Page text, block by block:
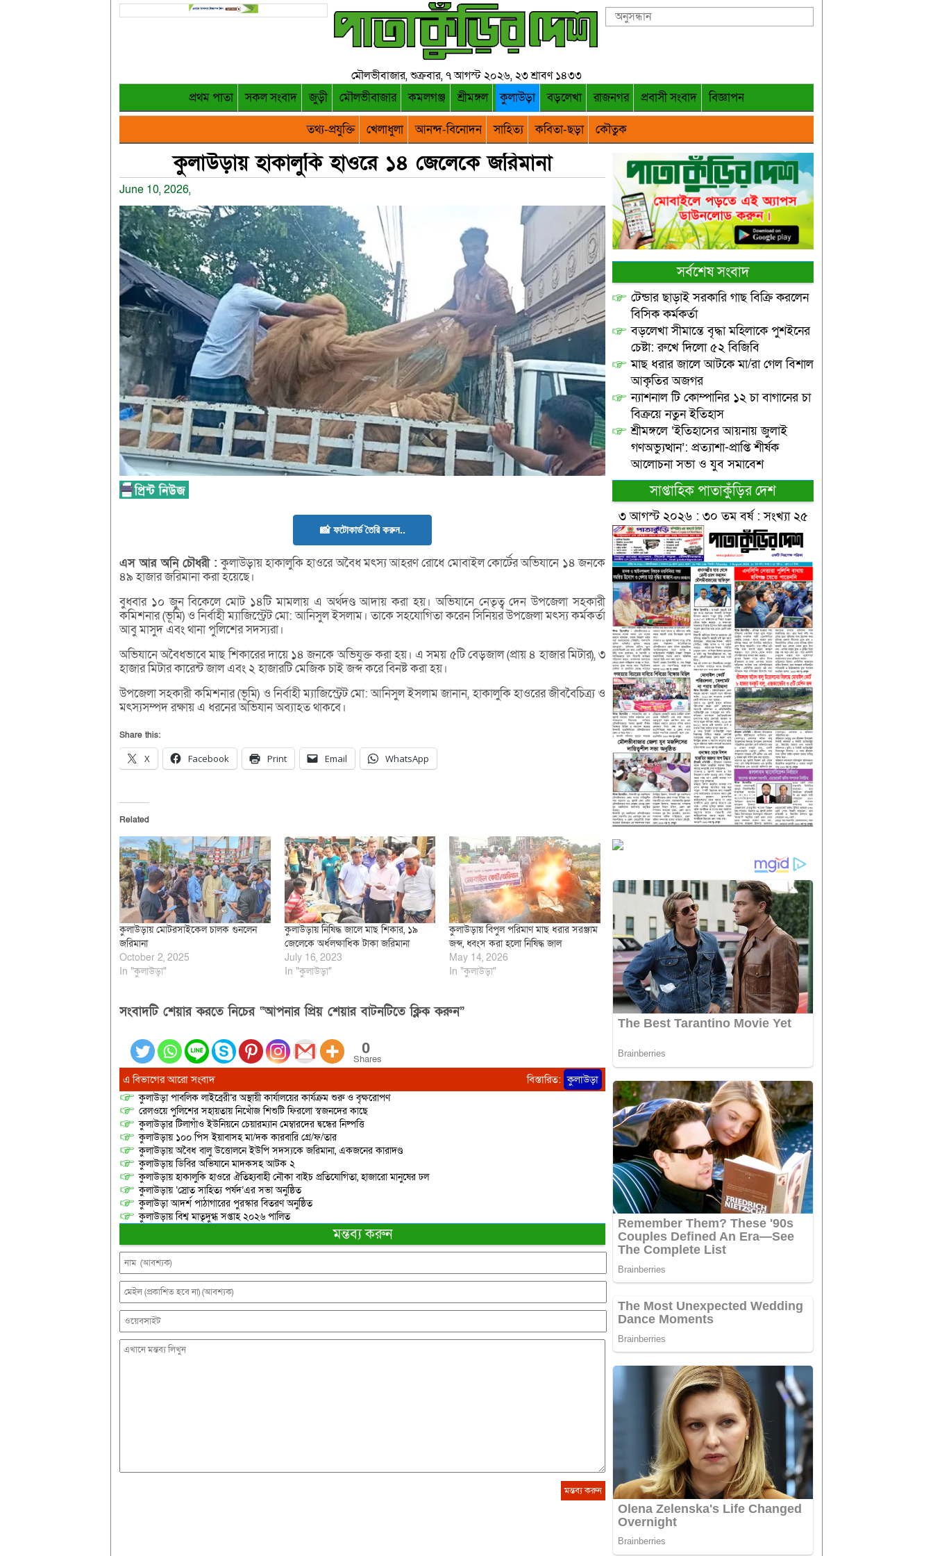
মৌলভীবাজার, শুক্রবার, ৭ আগস্ট ২০২৬, ২৩ শ্রাবণ ১৪৩৩
প্রথম পাতা সকল সংবাদ জুড়ী মৌলভীবাজার কমলগঞ্জ শ্রীমঙ্গল কুলাউড়া বড়লেখা রাজনগর প্রবাসী সংবাদ
বিজ্ঞাপন
তথ্য-প্রযুক্তি
খেলাধুলা আনন্দ-বিনোদন সাহিত্য কবিতা-ছড়া কৌতুক
কুলাউড়ায় হাকালুকি হাওরে ১৪ জেলেকে জরিমানা
June 10, 2026,
📸 ফটোকার্ড তৈরি করুন..
এস আর অনি চৌধরী : কুলাউড়ায় হাকালুকি হাওরে অবৈধ মৎস্য আহরণ রোধে মোবাইল কোর্টের অভিযানে ১৪ জনকে
৪৯ হাজার জরিমানা করা হয়েছে।
বুধবার ১০ জুন বিকেলে মোট ১৪টি মামলায় এ অর্থদণ্ড আদায় করা হয়। অভিযানে নেতৃত্ব দেন উপজেলা সহকারী
কমিশনার (ভূমি) ও নির্বাহী ম্যাজিস্ট্রেট মো: আনিসুল ইসলাম। তাকে সহযোগিতা করেন সিনিয়র উপজেলা মৎস্য কর্মকর্তা
আবু মাসুদ এবং থানা পুলিশের সদস্যরা।
অভিযানে অবৈধভাবে মাছ শিকারের দায়ে ১৪ জনকে অভিযুক্ত করা হয়। এ সময় ৫টি বেড়জাল (প্রায় ৪ হাজার মিটার), ৩
হাজার মিটার কারেন্ট জাল এবং ২ হাজারটি মেজিক চাই জব্দ করে বিনষ্ট করা হয়।
উপজেলা সহকারী কমিশনার (ভূমি) ও নির্বাহী ম্যাজিস্ট্রেট মো: আনিসুল ইসলাম জানান, হাকালুকি হাওরের জীববৈচিত্র্য ও
মৎস্যসম্পদ রক্ষায় এ ধরনের অভিযান অব্যাহত থাকবে।
Share this:
X Facebook Print Email WhatsApp
Related
কুলাউড়ায় মোটরসাইকেল চালক গুনলেন
জরিমানা
October 2, 2025
In "কুলাউড়া"
কুলাউড়ায় নিষিদ্ধ জালে মাছ শিকার, ১৯
জেলেকে অর্ধলক্ষাধিক টাকা জরিমানা
July 16, 2023
In "কুলাউড়া"
কুলাউড়ায় বিপুল পরিমাণ মাছ ধরার সরঞ্জাম
জব্দ, ধ্বংস করা হলো নিষিদ্ধ জাল
May 14, 2026
In "কুলাউড়া"
সংবাদটি শেয়ার করতে নিচের “আপনার প্রিয় শেয়ার বাটনটিতে ক্লিক করুন”
0
Shares
এ বিভাগের আরো সংবাদ বিস্তারিত: কুলাউড়া
কুলাউড়া পাবলিক লাইব্রেরী’র অস্থায়ী কার্যালয়ের কার্যক্রম শুরু ও বৃক্ষরোপণ
রেলওয়ে পুলিশের সহায়তায় নিখোঁজ শিশুটি ফিরলো স্বজনদের কাছে
কুলাউড়ার টিলাগাঁও ইউনিয়নে চেয়ারম্যান মেম্বারদের দ্বন্ধের নিষ্পত্তি
কুলাউড়ায় ১০০ পিস ইয়াবাসহ মা/দক কারবারি গ্রে/ফ/তার
কুলাউড়ায় অবৈধ বালু উত্তোলনে ইউপি সদস্যকে জরিমানা, একজনের কারাদণ্ড
কুলাউড়ায় ডিবির অভিযানে মাদকসহ আটক ২
কুলাউড়ায় হাকালুকি হাওরে ঐতিহ্যবাহী নৌকা বাইচ প্রতিযোগিতা, হাজারো মানুষের ঢল
কুলাউড়ায় ‘স্রোত সাহিত্য পর্ষদ’এর সভা অনুষ্ঠিত
কুলাউড়া আদর্শ পাঠাগারের পুরস্কার বিতরণ অনুষ্ঠিত
কুলাউড়ায় বিশ্ব মাতৃদুগ্ধ সপ্তাহ ২০২৬ পালিত
মন্তব্য করুন
সর্বশেষ সংবাদ
টেন্ডার ছাড়াই সরকারি গাছ বিক্রি করলেন
বিসিক কর্মকর্তা
বড়লেখা সীমান্তে বৃদ্ধা মহিলাকে পুশইনের
চেষ্টা: রুখে দিলো ৫২ বিজিবি
মাছ ধরার জালে আটকে মা/রা গেল বিশাল
আকৃতির অজগর
ন্যাশনাল টি কোম্পানির ১২ চা বাগানের চা
বিক্রয়ে নতুন ইতিহাস
শ্রীমঙ্গলে ‘ইতিহাসের আয়নায় জুলাই
গণঅভ্যুত্থান’: প্রত্যাশা-প্রাপ্তি শীর্ষক
আলোচনা সভা ও যুব সমাবেশ
সাপ্তাহিক পাতাকুঁড়ির দেশ
৩ আগস্ট ২০২৬ : ৩০ তম বর্ষ : সংখ্যা ২৫